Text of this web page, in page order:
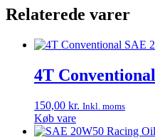
Relaterede varer
4T
150,00 kr. Inkl. moms
Køb vare